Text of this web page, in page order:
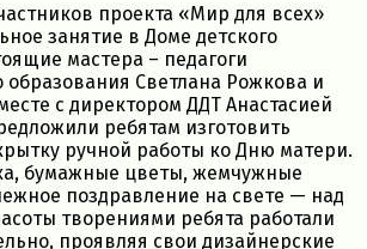
проекта «Мир для всех»
занятие в Доме детского
мастера – педагоги
образования Светлана Рожкова и
с директором ДДТ Анастасией
ребятам изготовить
ручной работы ко Дню матери.
бумажные цветы, жемчужные
поздравление на свете — над
творениями ребята работали
проявляя свои дизайнерские